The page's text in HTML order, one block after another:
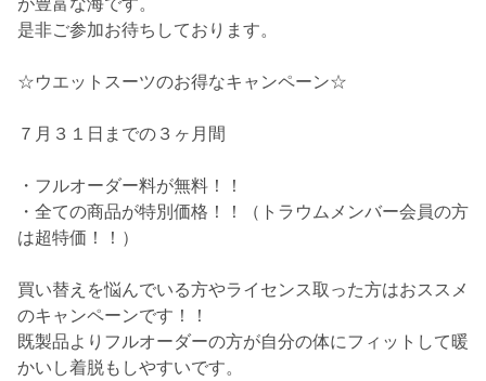
是非ご参加お待ちしております。
☆ウエットスーツのお得なキャンペーン☆
７月３１日までの３ヶ月間
・フルオーダー料が無料！！
・全ての商品が特別価格！！（トラウムメンバー会員の方
は超特価！！）
買い替えを悩んでいる方やライセンス取った方はおススメ
のキャンペーンです！！
既製品よりフルオーダーの方が自分の体にフィットして暖
かいし着脱もしやすいです。